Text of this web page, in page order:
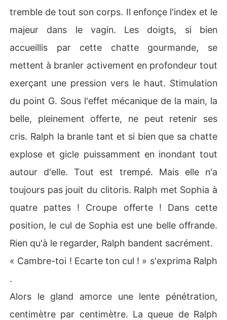
tremble de tout son corps. Il enfonçe l'index et le
majeur dans le vagin. Les doigts, si bien
accueillis par cette chatte gourmande, se
mettent à branler activement en profondeur tout
exerçant une pression vers le haut. Stimulation
du point G. Sous l'effet mécanique de la main, la
belle, pleinement offerte, ne peut retenir ses
cris. Ralph la branle tant et si bien que sa chatte
explose et gicle puissamment en inondant tout
autour d'elle. Tout est trempé. Mais elle n'a
toujours pas jouit du clitoris. Ralph met Sophia à
quatre pattes ! Croupe offerte ! Dans cette
position, le cul de Sophia est une belle offrande.
Rien qu'à le regarder, Ralph bandent sacrément.
« Cambre-toi ! Ecarte ton cul ! » s'exprima Ralph
.
Alors le gland amorce une lente pénétration,
centimètre par centimètre. La queue de Ralph